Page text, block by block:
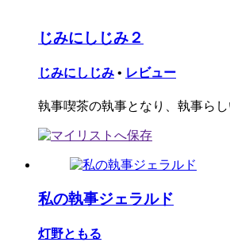
じみにしじみ２
じみにしじみ • レビュー
執事喫茶の執事となり、執事ら
私の執事ジェラルド
灯野ともる